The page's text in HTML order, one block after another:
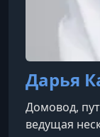
Дарья
Домовод,
ведущая